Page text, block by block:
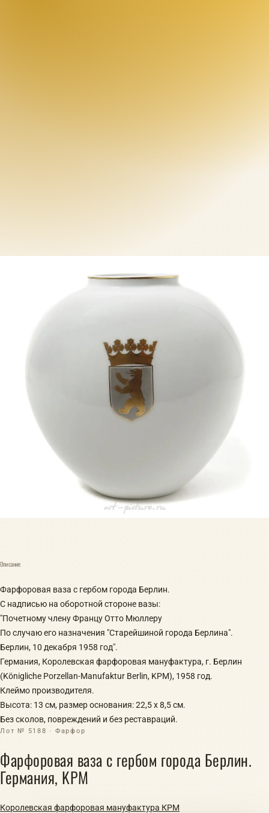
Описание
Фарфоровая ваза с гербом города Берлин.
С надписью на оборотной стороне вазы:
"Почетному члену Францу Отто Мюллеру
По случаю его назначения "Старейшиной города Берлина".
Берлин, 10 декабря 1958 год".
Германия, Королевская фарфоровая мануфактура, г. Берлин
(Königliche Porzellan-Manufaktur Berlin, KPM), 1958 год.
Клеймо производителя.
Высота: 13 см, размер основания: 22,5 х 8,5 см.
Без сколов, повреждений и без реставраций.
Лот № 5188 · Фарфор
Фарфоровая ваза с гербом города Берлин.
Германия, KPM
Королевская фарфоровая мануфактура КРМ